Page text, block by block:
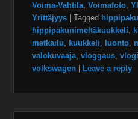
Voima-Vahtila,Voimafoto,
Yrittäjyys
|Tagged hippipaku
hippipakunimeltäkuukkeli,
matkailu, kuukkeli, luonto,
valokuvaaja,vloggaus,vlogi
volkswagen
Leave a reply